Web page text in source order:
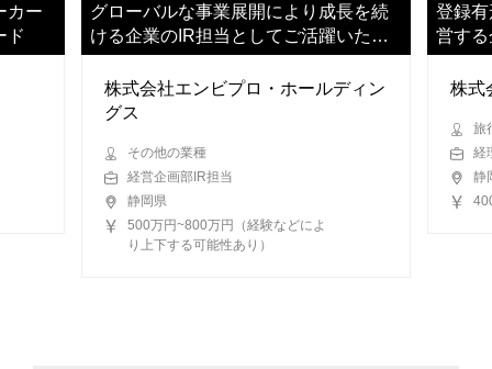
カー
ド
グローバルな事業展開により成長を続
ける企業のIR担当としてご活躍いただ
きます
株式会社エンビプロ・ホールディン
グス
その他の業種
経営企画部IR担当
静岡県
500万円~800万円（経験などによ
り上下する可能性あり）
登録
営す
躍い
株式
旅
経
静